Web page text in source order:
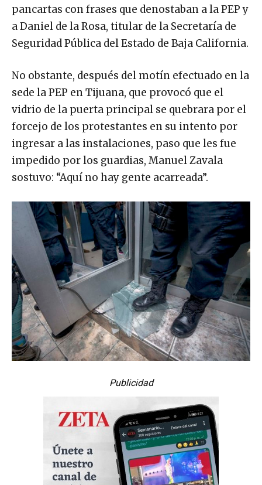
pancartas con frases que denostaban a la PEP y
a Daniel de la Rosa, titular de la Secretaría de
Seguridad Pública del Estado de Baja California.
No obstante, después del motín efectuado en la
sede la PEP en Tijuana, que provocó que el
vidrio de la puerta principal se quebrara por el
forcejo de los protestantes en su intento por
ingresar a las instalaciones, paso que les fue
impedido por los guardias, Manuel Zavala
sostuvo: “Aquí no hay gente acarreada”.
Publicidad